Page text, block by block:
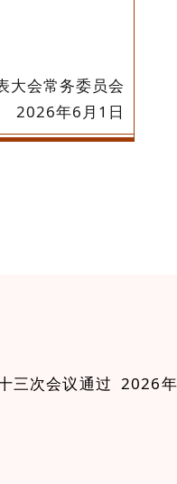
大会常务委员会
2026年6月1日
三次会议通过 2026